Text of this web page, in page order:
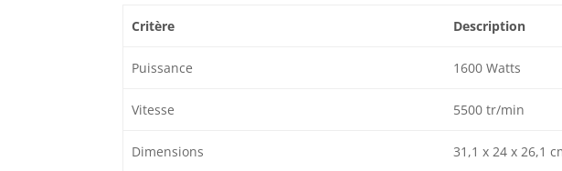
Critère Description
Puissance 1600 Watts
Vitesse 5500 tr/min
Dimensions 31,1 x 24 x 26,1